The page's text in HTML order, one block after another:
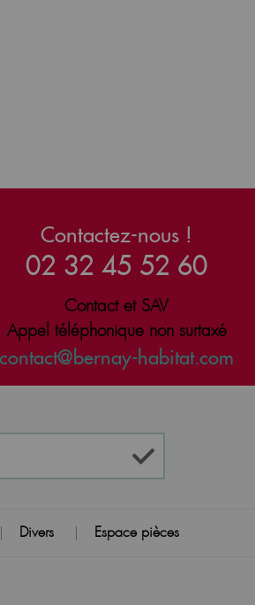
Contactez-nous !
02 32 45 52 60
Contact et SAV
Appel téléphonique non surtaxé
contact@bernay-habitat.com
| Divers | Espace pièces